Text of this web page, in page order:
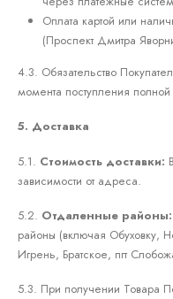
Оплата картой или
(Проспект Дмитра
4.3. Обязательство
момента поступления
5. Доставка
5.1. Стоимость доставки:
зависимости от адреса.
5.2. Отдаленные районы:
районы (включая Обуховку,
Игрень, Братское, пгт
5.3. При получении Товара